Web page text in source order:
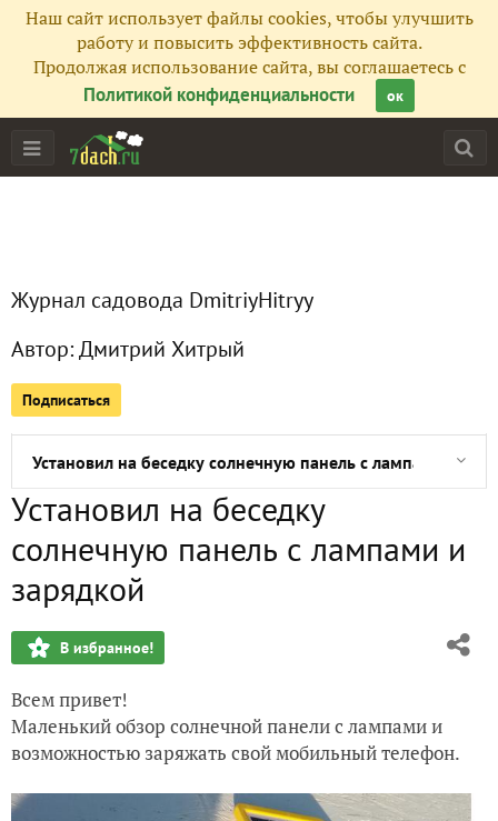
Наш сайт использует файлы cookies, чтобы улучшить
работу и повысить эффективность сайта.
Продолжая использование сайта, вы соглашаетесь с
Политикой конфиденциальности
ок
Журнал садовода DmitriyHitryy
Автор:Дмитрий Хитрый
Подписаться
Подписчики 1
Все публикации
Сейчас обсуждают
Решили построить небольшую мастерскую...
Наконец-то построили летнюю беседку. Пристройка к
Собрал урожай винограда
Установил на беседку солнечную панель с лампами и
Мои питомцы
Теплица… мир внутри нее
Урожай этого лета
Установил на беседку
солнечную панель с лампами и
зарядкой
В избранное!
Всем привет!
Маленький обзор солнечной панели с лампами и
возможностью заряжать свой мобильный телефон.